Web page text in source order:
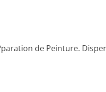
de Peinture.